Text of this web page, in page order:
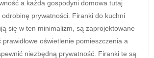
a każda gospodyni domowa tutaj
odrobinę prywatności. Firanki do kuchni
się w ten minimalizm, są zaprojektowane
oświetlenie pomieszczenia a
niezbędną prywatność. Firanki te są